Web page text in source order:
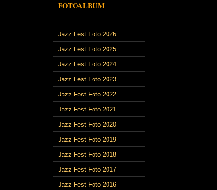
FOTOALBUM
Jazz Fest Foto 2026
Jazz Fest Foto 2025
Jazz Fest Foto 2024
Jazz Fest Foto 2023
Jazz Fest Foto 2022
Jazz Fest Foto 2021
Jazz Fest Foto 2020
Jazz Fest Foto 2019
Jazz Fest Foto 2018
Jazz Fest Foto 2017
Jazz Fest Foto 2016